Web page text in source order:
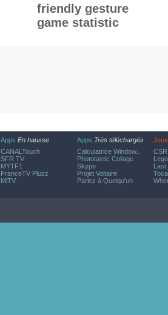
friendly gesture
game statistic
Apps En hausse
CANALTouch
SFR TV
MYTF1
FranceTV Pluzz
MiTV
Apps Très téléchargés
Calculatrice Window..
Phototastic Collage
Skype
Projet Voltaire
Parlez à Quelqu'un
Jeux
Last